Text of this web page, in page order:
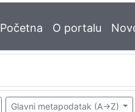
Početna O portalu
Glavni metapodatak (A->Z)